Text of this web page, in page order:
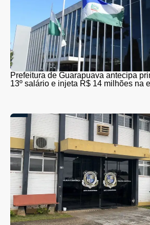
Prefeitura de Guarapuava antecipa
13º salário e injeta R$ 14 milhões na